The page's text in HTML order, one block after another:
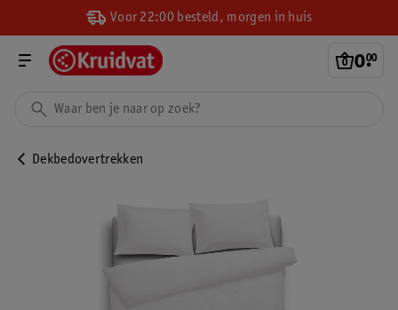
Voor 22:00 besteld, morgen in huis
0.
00
Dekbedovertrekken